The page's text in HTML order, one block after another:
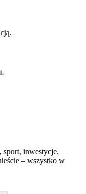
inwestycje,
– wszystko w